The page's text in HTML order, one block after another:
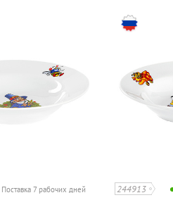
Поставка 7 рабочих дней 244913